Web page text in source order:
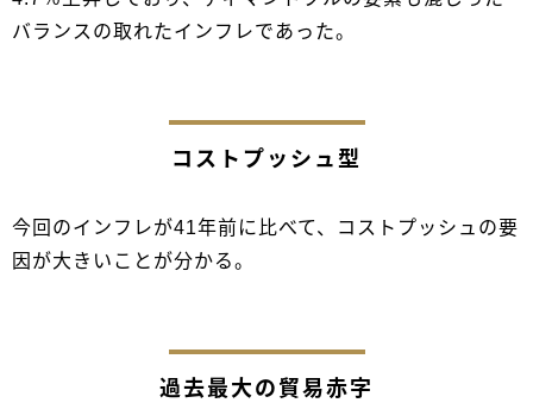
バランスの取れたインフレであった。
コストプッシュ型
今回のインフレが41年前に比べて、コストプッシュの要
因が大きいことが分かる。
過去最大の貿易赤字